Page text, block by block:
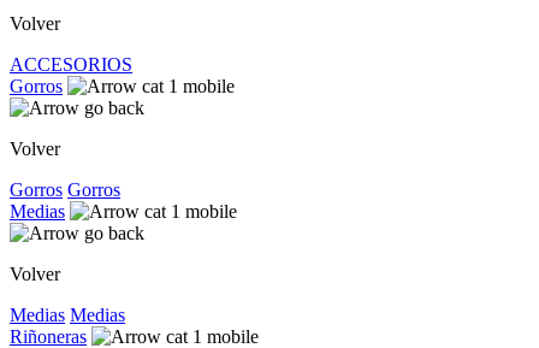
Volver
ACCESORIOS
Gorros
Volver
Gorros Gorros
Medias
Volver
Medias Medias
Riñoneras